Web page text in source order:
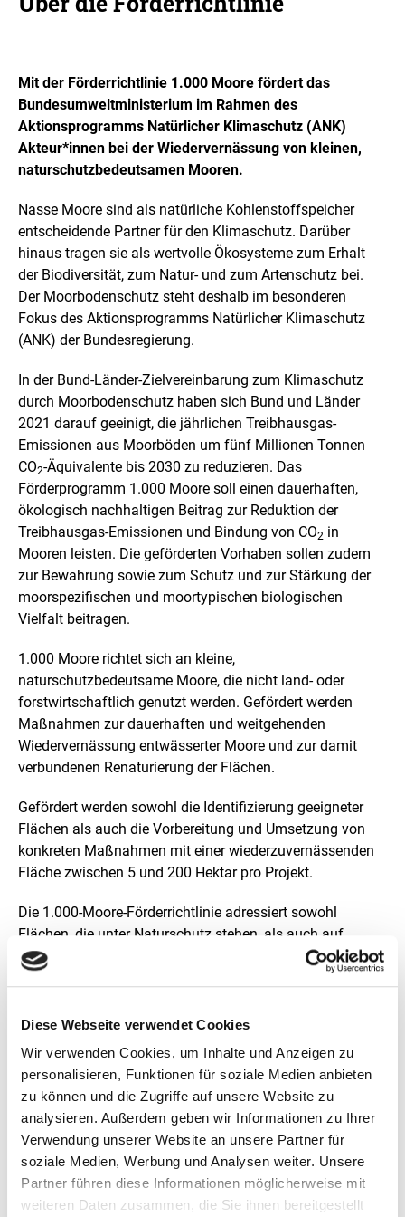
Diese Webseite verwendet Cookies
Wir verwenden Cookies, um Inhalte und Anzeigen zu
personalisieren, Funktionen für soziale Medien anbieten
zu können und die Zugriffe auf unsere Website zu
analysieren. Außerdem geben wir Informationen zu Ihrer
Verwendung unserer Website an unsere Partner für
soziale Medien, Werbung und Analysen weiter. Unsere
Partner führen diese Informationen möglicherweise mit
weiteren Daten zusammen, die Sie ihnen bereitgestellt
Mit der Förderrichtlinie 1.000 Moore fördert das
Bundesumweltministerium im Rahmen des
Aktionsprogramms Natürlicher Klimaschutz (ANK)
Akteur*innen bei der Wiedervernässung von kleinen,
naturschutzbedeutsamen Mooren.
Nasse Moore sind als natürliche Kohlenstoffspeicher
entscheidende Partner für den Klimaschutz. Darüber
hinaus tragen sie als wertvolle Ökosysteme zum Erhalt
der Biodiversität, zum Natur- und zum Artenschutz bei.
Der Moorbodenschutz steht deshalb im besonderen
Fokus des Aktionsprogramms Natürlicher Klimaschutz
(ANK) der Bundesregierung.
In der Bund-Länder-Zielvereinbarung zum Klimaschutz
durch Moorbodenschutz haben sich Bund und Länder
2021 darauf geeinigt, die jährlichen Treibhausgas-
Emissionen aus Moorböden um fünf Millionen Tonnen
CO2-Äquivalente bis 2030 zu reduzieren. Das
Förderprogramm 1.000 Moore soll einen dauerhaften,
ökologisch nachhaltigen Beitrag zur Reduktion der
Treibhausgas-Emissionen und Bindung von CO2 in
Mooren leisten. Die geförderten Vorhaben sollen zudem
zur Bewahrung sowie zum Schutz und zur Stärkung der
moorspezifischen und moortypischen biologischen
Vielfalt beitragen.
1.000 Moore richtet sich an kleine,
naturschutzbedeutsame Moore, die nicht land- oder
forstwirtschaftlich genutzt werden. Gefördert werden
Maßnahmen zur dauerhaften und weitgehenden
Wiedervernässung entwässerter Moore und zur damit
verbundenen Renaturierung der Flächen.
Gefördert werden sowohl die Identifizierung geeigneter
Flächen als auch die Vorbereitung und Umsetzung von
konkreten Maßnahmen mit einer wiederzuvernässenden
Fläche zwischen 5 und 200 Hektar pro Projekt.
Die 1.000-Moore-Förderrichtlinie adressiert sowohl
Flächen, die unter Naturschutz stehen, als auch auf
Flächen, die keinen naturschutzrechtlichen Status
aufweisen. Auch Maßnahmen auf Flächen, die für
förderfähig.
Hinweis zur Einreichung von Anträgen:
Aktuell können keine Anträge für das Förderprogramm
eingereicht werden. Ein weiteres Förderfenster wird zu
einem späteren Zeitpunkt geöffnet. Bitte melden Sie sich
für unseren E-Mail-Verteiler (siehe unten) an, um über den
Zeitpunkt und die Bedingungen des Förderfensters
informiert zu bleiben.